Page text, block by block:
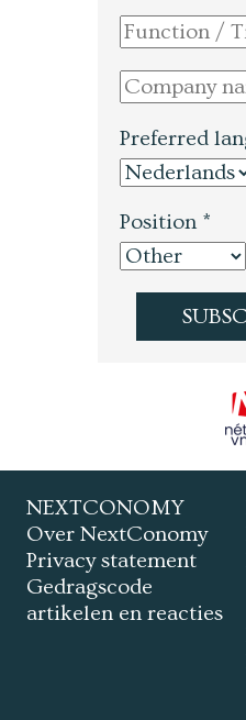
Preferred
Position *
NEXTCONOMY
Over NextConomy
Privacy statement
Gedragscode
artikelen en reacties